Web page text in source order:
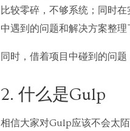
比较零碎，不够系统；同时
中遇到的问题和解决方案整理
同时，借着项目中碰到的问
2. 什么是Gulp
相信大家对Gulp应该不会太